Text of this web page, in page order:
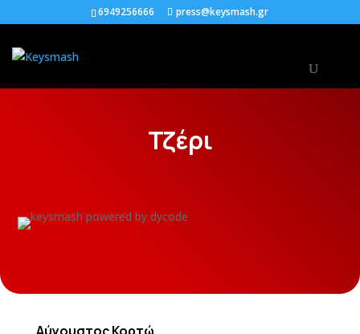
6949256666 press@keysmash.gr
Τζέρι